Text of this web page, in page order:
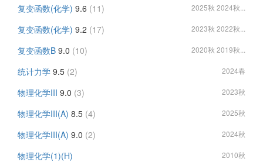
复变函数(化学) 9.6 (11) 2025秋 2024秋...
复变函数(化学) 9.2 (17) 2023秋 2022秋...
复变函数B 9.0 (10) 2020秋 2019秋...
统计力学 9.5 (2) 2024春
物理化学III 9.0 (3) 2023秋
物理化学III(A) 8.5 (4) 2025秋
物理化学III(A) 9.0 (2) 2024秋
物理化学(1)(H) 2010秋